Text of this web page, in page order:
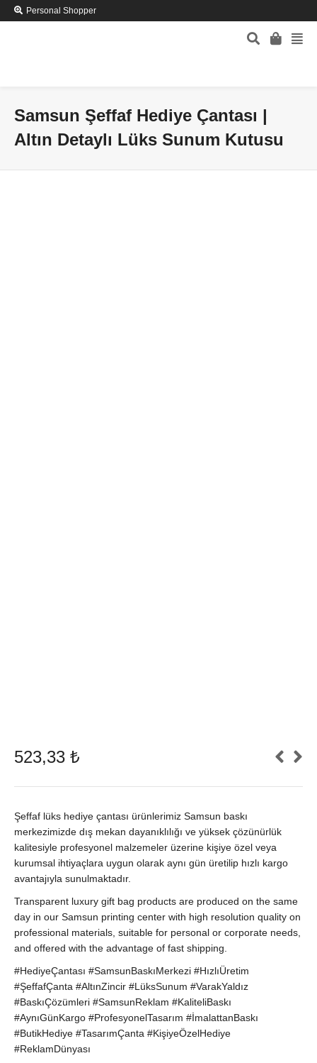
Personal Shopper
Samsun Şeffaf Hediye Çantası |
Altın Detaylı Lüks Sunum Kutusu
523,33 ₺
Şeffaf lüks hediye çantası ürünlerimiz Samsun baskı
merkezimizde dış mekan dayanıklılığı ve yüksek çözünürlük
kalitesiyle profesyonel malzemeler üzerine kişiye özel veya
kurumsal ihtiyaçlara uygun olarak aynı gün üretilip hızlı kargo
avantajıyla sunulmaktadır.
Transparent luxury gift bag products are produced on the same
day in our Samsun printing center with high resolution quality on
professional materials, suitable for personal or corporate needs,
and offered with the advantage of fast shipping.
#HediyeÇantası #SamsunBaskıMerkezi #HızlıÜretim
#ŞeffafÇanta #AltınZincir #LüksSunum #VarakYaldız
#BaskıÇözümleri #SamsunReklam #KaliteliBaskı
#AynıGünKargo #ProfesyonelTasarım #İmalattanBaskı
#ButikHediye #TasarımÇanta #KişiyeÖzelHediye
#ReklamDünyası